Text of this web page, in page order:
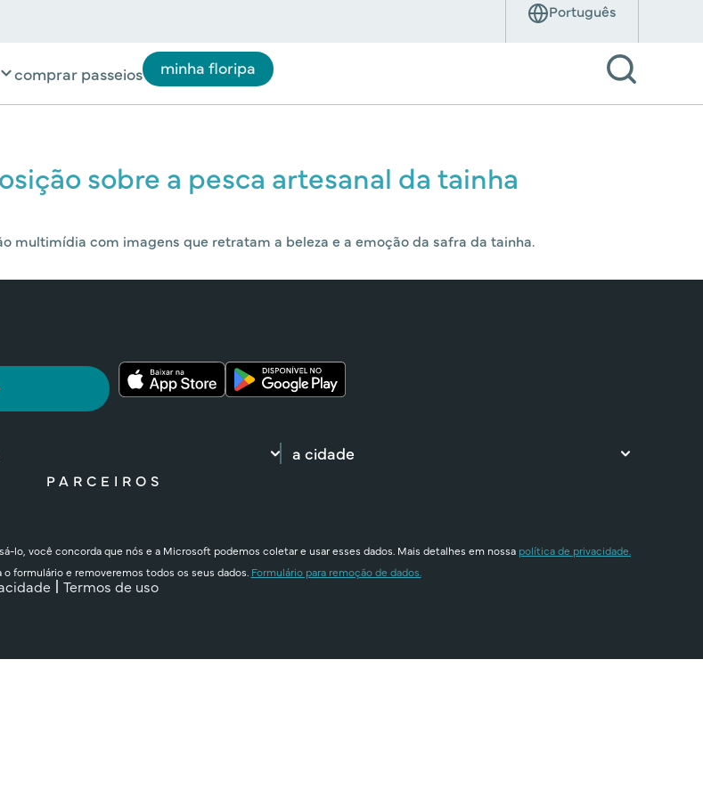
comprar passeios minha floripa
sobre a pesca artesanal da tainha
multimídia com imagens que retratam a beleza e a emoção da safra da tainha.
a cidade
PARCEIROS
lo, você concorda que nós e a Microsoft podemos coletar e usar esses dados. Mais detalhes em nossa política de privacidade.
formulário e removeremos todos os seus dados. Formulário para remoção de dados.
Termos de uso